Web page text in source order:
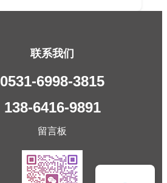
联系我们
0531-6998-3815
138-6416-9891
留言板